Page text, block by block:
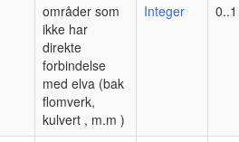
områder som
ikke har
direkte
forbindelse
med elva (bak
flomverk,
kulvert , m.m )
Integer 0..1